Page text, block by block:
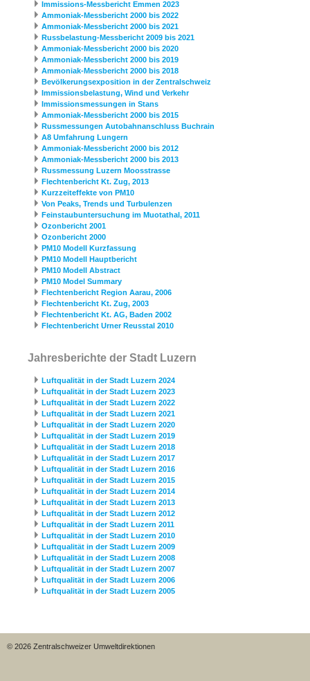
Immissions-Messbericht Emmen 2023
Ammoniak-Messbericht 2000 bis 2022
Ammoniak-Messbericht 2000 bis 2021
Russbelastung-Messbericht 2009 bis 2021
Ammoniak-Messbericht 2000 bis 2020
Ammoniak-Messbericht 2000 bis 2019
Ammoniak-Messbericht 2000 bis 2018
Bevölkerungsexposition in der Zentralschweiz
Immissionsbelastung, Wind und Verkehr
Immissionsmessungen in Stans
Ammoniak-Messbericht 2000 bis 2015
Russmessungen Autobahnanschluss Buchrain
A8 Umfahrung Lungern
Ammoniak-Messbericht 2000 bis 2012
Ammoniak-Messbericht 2000 bis 2013
Russmessung Luzern Moosstrasse
Flechtenbericht Kt. Zug, 2013
Kurzzeiteffekte von PM10
Von Peaks, Trends und Turbulenzen
Feinstaubuntersuchung im Muotathal, 2011
Ozonbericht 2001
Ozonbericht 2000
PM10 Modell Kurzfassung
PM10 Modell Hauptbericht
PM10 Modell Abstract
PM10 Model Summary
Flechtenbericht Region Aarau, 2006
Flechtenbericht Kt. Zug, 2003
Flechtenbericht Kt. AG, Baden 2002
Flechtenbericht Urner Reusstal 2010
Jahresberichte der Stadt Luzern
Luftqualität in der Stadt Luzern 2024
Luftqualität in der Stadt Luzern 2023
Luftqualität in der Stadt Luzern 2022
Luftqualität in der Stadt Luzern 2021
Luftqualität in der Stadt Luzern 2020
Luftqualität in der Stadt Luzern 2019
Luftqualität in der Stadt Luzern 2018
Luftqualität in der Stadt Luzern 2017
Luftqualität in der Stadt Luzern 2016
Luftqualität in der Stadt Luzern 2015
Luftqualität in der Stadt Luzern 2014
Luftqualität in der Stadt Luzern 2013
Luftqualität in der Stadt Luzern 2012
Luftqualität in der Stadt Luzern 2011
Luftqualität in der Stadt Luzern 2010
Luftqualität in der Stadt Luzern 2009
Luftqualität in der Stadt Luzern 2008
Luftqualität in der Stadt Luzern 2007
Luftqualität in der Stadt Luzern 2006
Luftqualität in der Stadt Luzern 2005
© 2026 Zentralschweizer Umweltdirektionen